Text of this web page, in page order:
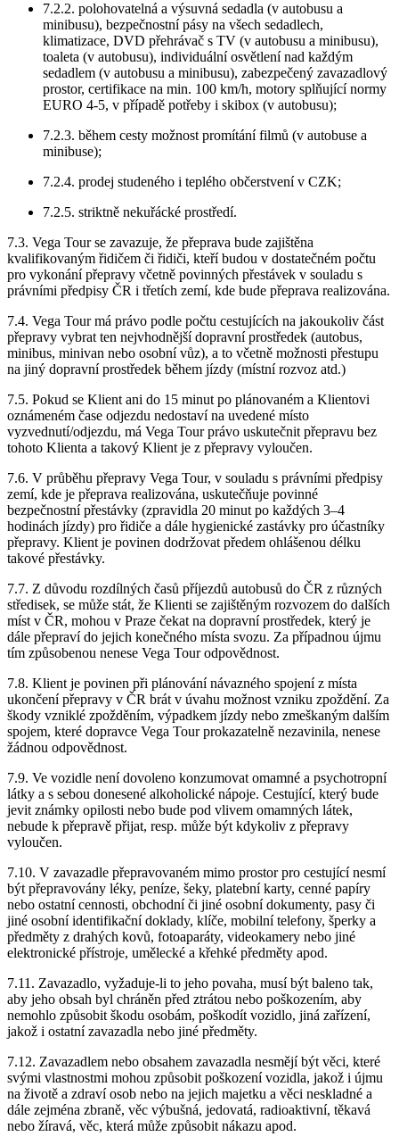
7.2.2. polohovatelná a výsuvná sedadla (v autobusu a
minibusu), bezpečnostní pásy na všech sedadlech,
klimatizace, DVD přehrávač s TV (v autobusu a minibusu),
toaleta (v autobusu), individuální osvětlení nad každým
sedadlem (v autobusu a minibusu), zabezpečený zavazadlový
prostor, certifikace na min. 100 km/h, motory splňující normy
EURO 4-5, v případě potřeby i skibox (v autobusu);
7.2.3. během cesty možnost promítání filmů (v autobuse a
minibuse);
7.2.4. prodej studeného i teplého občerstvení v CZK;
7.2.5. striktně nekuřácké prostředí.
7.3. Vega Tour se zavazuje, že přeprava bude zajištěna
kvalifikovaným řidičem či řidiči, kteří budou v dostatečném počtu
pro vykonání přepravy včetně povinných přestávek v souladu s
právními předpisy ČR i třetích zemí, kde bude přeprava realizována.
7.4. Vega Tour má právo podle počtu cestujících na jakoukoliv část
přepravy vybrat ten nejvhodnější dopravní prostředek (autobus,
minibus, minivan nebo osobní vůz), a to včetně možnosti přestupu
na jiný dopravní prostředek během jízdy (místní rozvoz atd.)
7.5. Pokud se Klient ani do 15 minut po plánovaném a Klientovi
oznámeném čase odjezdu nedostaví na uvedené místo
vyzvednutí/odjezdu, má Vega Tour právo uskutečnit přepravu bez
tohoto Klienta a takový Klient je z přepravy vyloučen.
7.6. V průběhu přepravy Vega Tour, v souladu s právními předpisy
zemí, kde je přeprava realizována, uskutečňuje povinné
bezpečnostní přestávky (zpravidla 20 minut po každých 3–4
hodinách jízdy) pro řidiče a dále hygienické zastávky pro účastníky
přepravy. Klient je povinen dodržovat předem ohlášenou délku
takové přestávky.
7.7. Z důvodu rozdílných časů příjezdů autobusů do ČR z různých
středisek, se může stát, že Klienti se zajištěným rozvozem do dalších
míst v ČR, mohou v Praze čekat na dopravní prostředek, který je
dále přepraví do jejich konečného místa svozu. Za případnou újmu
tím způsobenou nenese Vega Tour odpovědnost.
7.8. Klient je povinen při plánování návazného spojení z místa
ukončení přepravy v ČR brát v úvahu možnost vzniku zpoždění. Za
škody vzniklé zpožděním, výpadkem jízdy nebo zmeškaným dalším
spojem, které dopravce Vega Tour prokazatelně nezavinila, nenese
žádnou odpovědnost.
7.9. Ve vozidle není dovoleno konzumovat omamné a psychotropní
látky a s sebou donesené alkoholické nápoje. Cestující, který bude
jevit známky opilosti nebo bude pod vlivem omamných látek,
nebude k přepravě přijat, resp. může být kdykoliv z přepravy
vyloučen.
7.10. V zavazadle přepravovaném mimo prostor pro cestující nesmí
být přepravovány léky, peníze, šeky, platební karty, cenné papíry
nebo ostatní cennosti, obchodní či jiné osobní dokumenty, pasy či
jiné osobní identifikační doklady, klíče, mobilní telefony, šperky a
předměty z drahých kovů, fotoaparáty, videokamery nebo jiné
elektronické přístroje, umělecké a křehké předměty apod.
7.11. Zavazadlo, vyžaduje-li to jeho povaha, musí být baleno tak,
aby jeho obsah byl chráněn před ztrátou nebo poškozením, aby
nemohlo způsobit škodu osobám, poškodít vozidlo, jiná zařízení,
jakož i ostatní zavazadla nebo jiné předměty.
7.12. Zavazadlem nebo obsahem zavazadla nesmějí být věci, které
svými vlastnostmi mohou způsobit poškození vozidla, jakož i újmu
na životě a zdraví osob nebo na jejich majetku a věci neskladné a
dále zejména zbraně, věc výbušná, jedovatá, radioaktivní, těkavá
nebo žíravá, věc, která může způsobit nákazu apod.